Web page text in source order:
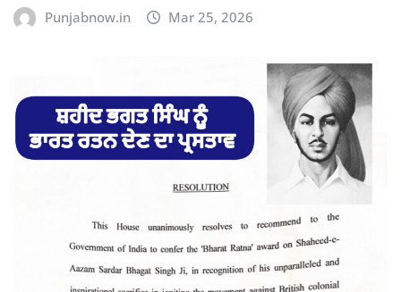
Punjabnow.in Mar 25, 2026